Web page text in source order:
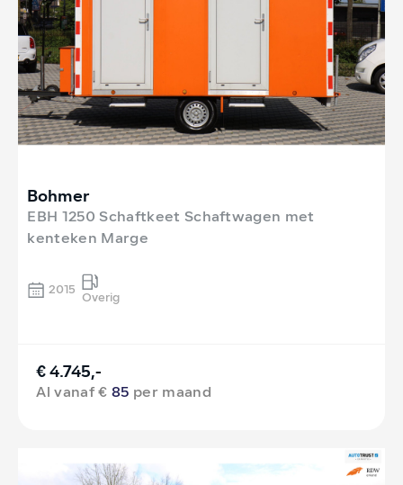
Bohmer
EBH 1250 Schaftkeet Schaftwagen met
kenteken Marge
2015 Overig
€ 4.745,-
Al vanaf €85 per maand